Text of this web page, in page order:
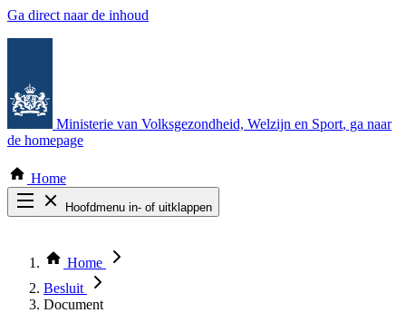
Ga direct naar de inhoud
Ministerie van Volksgezondheid, Welzijn en Sport, ga naar
de homepage
Home
Hoofdmenu in- of uitklappen
Thema COVID-19
Bekijk per bestuursorgaan
Home
Besluit
Document